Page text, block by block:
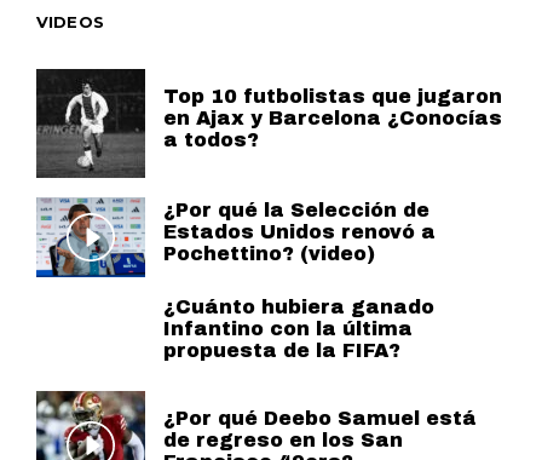
VIDEOS
Top 10 futbolistas que jugaron
en Ajax y Barcelona ¿Conocías
a todos?
¿Por qué la Selección de
Estados Unidos renovó a
Pochettino? (video)
¿Cuánto hubiera ganado
Infantino con la última
propuesta de la FIFA?
¿Por qué Deebo Samuel está
de regreso en los San